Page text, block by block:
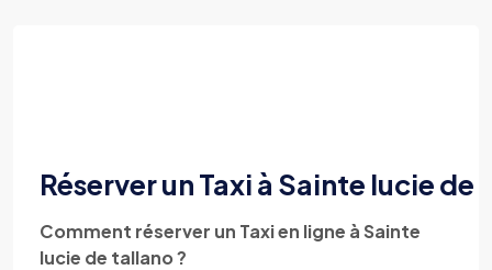
Réserver un Taxi à Sainte lucie de
Comment réserver un Taxi en ligne à Sainte
lucie de tallano ?